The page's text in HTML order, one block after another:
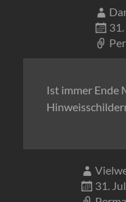
Ist immer Ende
31.